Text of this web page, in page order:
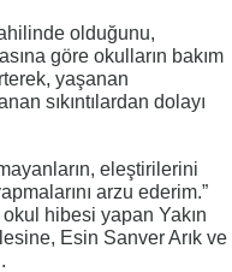
olduğunu,
göre okulların bakım
yaşanan
sıkıntılardan dolayı
eleştirilerini
arzu ederim.”
hibesi yapan Yakın
Esin Sanver Arık ve